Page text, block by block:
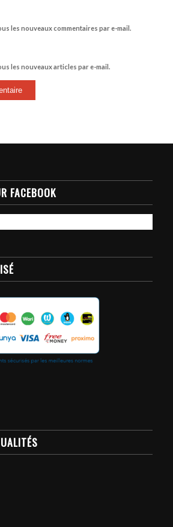
les nouveaux commentaires par e-mail.
les nouveaux articles par e-mail.
FACEBOOK